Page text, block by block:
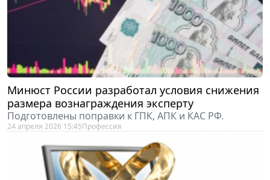
Минюст России разработал условия снижения
размера вознаграждения эксперту
Подготовлены поправки к ГПК, АПК и КАС РФ.
24 апреля 2026 15:45Профессия